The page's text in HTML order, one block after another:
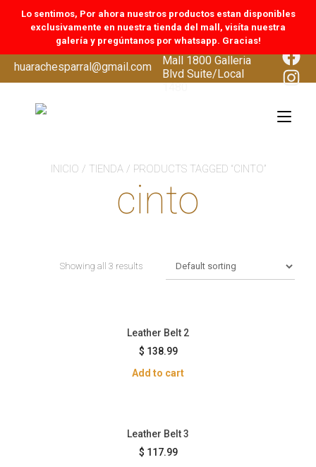
Lo sentimos, Por ahora nuestros productos estan disponibles
exclusivamente en nuestra tienda del mall, visíta nuestra
galería y pregúntanos por whatsapp. Gracias!
Skiphuarachesparral@gmail.com
CoolSprings Galleria
Mall 1800 Galleria
Blvd Suite/Local
1480
INICIO / TIENDA/ PRODUCTS TAGGED “CINTO”
cinto
Showing all 3 results
Leather Belt 2
$ 138.99
Add to cart
Leather Belt 3
$ 117.99